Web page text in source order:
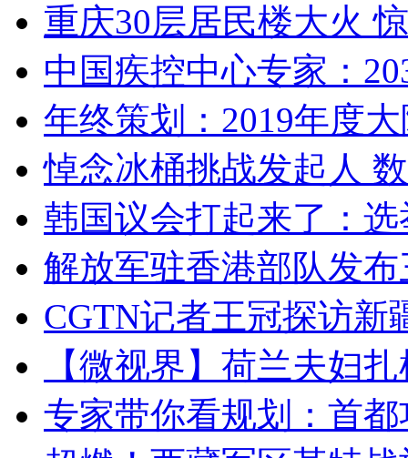
重庆30层居民楼大火
中国疾控中心专家：
年终策划：2019年度
悼念冰桶挑战发起人
韩国议会打起来了：
解放军驻香港部队发
CGTN记者王冠探访新
【微视界】荷兰夫妇
专家带你看规划：首